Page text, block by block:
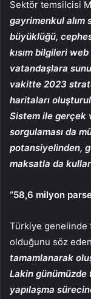
Sektör temsilcisi
gayrimenkul alım
büyüklüğü,
kısım bilgileri
vatandaşlara
vakitte 2023
haritaları
Sistem ile gerçek
sorgulaması da
potansiyelinden,
maksatla da
“58,6 milyon
Türkiye genelinde
olduğunu söz eden
tamamlanarak
Lakin
yapılaşma